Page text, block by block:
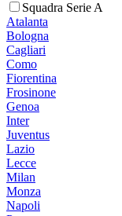
Squadra Serie A
Atalanta
Bologna
Cagliari
Como
Fiorentina
Frosinone
Genoa
Inter
Juventus
Lazio
Lecce
Milan
Monza
Napoli